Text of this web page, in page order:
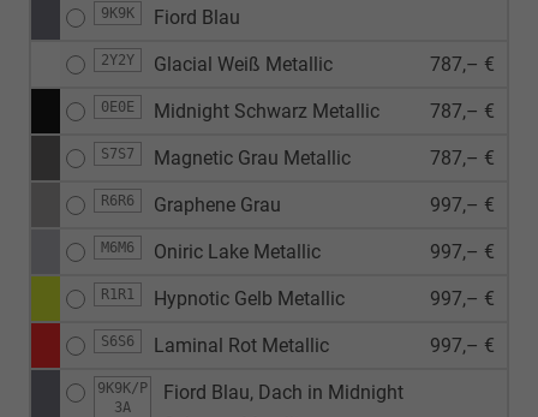
9K9K Fiord Blau
2Y2Y Glacial Weiß Metallic 787,– €
0E0E Midnight Schwarz Metallic 787,– €
S7S7 Magnetic Grau Metallic 787,– €
R6R6 Graphene Grau 997,– €
M6M6 Oniric Lake Metallic 997,– €
R1R1 Hypnotic Gelb Metallic 997,– €
S6S6 Laminal Rot Metallic 997,– €
9K9K/P
3A
Fiord Blau, Dach in Midnight